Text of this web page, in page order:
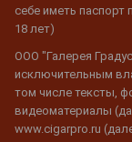
себе иметь
18 лет)
ООО "Галерея
исключительным
том числе тексты,
видеоматериалы
www.cigarpro.ru